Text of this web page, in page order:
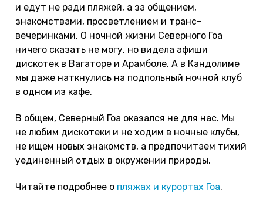
и едут не ради пляжей, а за общением,
знакомствами, просветлением и транс-
вечеринками. О ночной жизни Северного Гоа
ничего сказать не могу, но видела афиши
дискотек в Вагаторе и Арамболе. А в Кандолиме
мы даже наткнулись на подпольный ночной клуб
в одном из кафе.
В общем, Северный Гоа оказался не для нас. Мы
не любим дискотеки и не ходим в ночные клубы,
не ищем новых знакомств, а предпочитаем тихий
уединенный отдых в окружении природы.
Читайте подробнее о пляжах и курортах Гоа.